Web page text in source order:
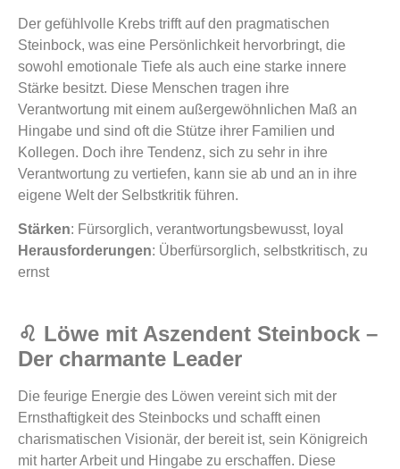
Der gefühlvolle Krebs trifft auf den pragmatischen
Steinbock, was eine Persönlichkeit hervorbringt, die
sowohl emotionale Tiefe als auch eine starke innere
Stärke besitzt. Diese Menschen tragen ihre
Verantwortung mit einem außergewöhnlichen Maß an
Hingabe und sind oft die Stütze ihrer Familien und
Kollegen. Doch ihre Tendenz, sich zu sehr in ihre
Verantwortung zu vertiefen, kann sie ab und an in ihre
eigene Welt der Selbstkritik führen.
Stärken: Fürsorglich, verantwortungsbewusst, loyal
Herausforderungen: Überfürsorglich, selbstkritisch, zu
ernst
♌ Löwe mit Aszendent Steinbock –
Der charmante Leader
Die feurige Energie des Löwen vereint sich mit der
Ernsthaftigkeit des Steinbocks und schafft einen
charismatischen Visionär, der bereit ist, sein Königreich
mit harter Arbeit und Hingabe zu erschaffen. Diese